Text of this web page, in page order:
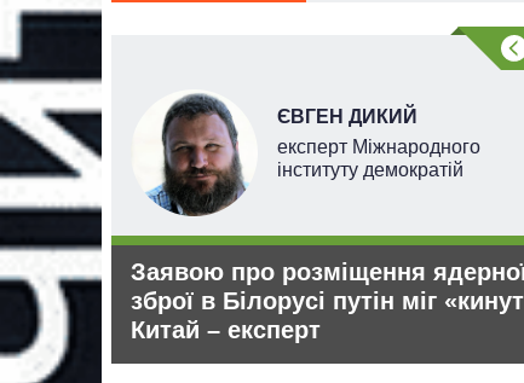
рф
ЄВГЕН ДИКИЙ
експерт Міжнародного
інституту демократій
Заявою про розміщення
зброї в Білорусі путін міг
Китай – експерт